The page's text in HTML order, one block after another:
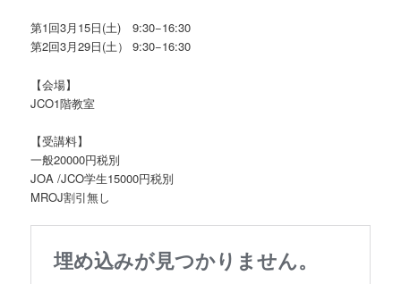
第1回3月15日(土) 9:30−16:30
第2回3月29日(土） 9:30−16:30
【会場】
JCO1階教室
【受講料】
一般20000円税別
JOA /JCO学生15000円税別
MROJ割引無し